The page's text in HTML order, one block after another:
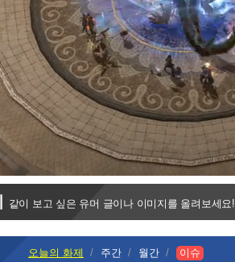
Loaded
0%
0%
같이 보고 싶은 유머 글이나 이미지를 올려보세요!
오늘의 화제 주간 월간 이슈